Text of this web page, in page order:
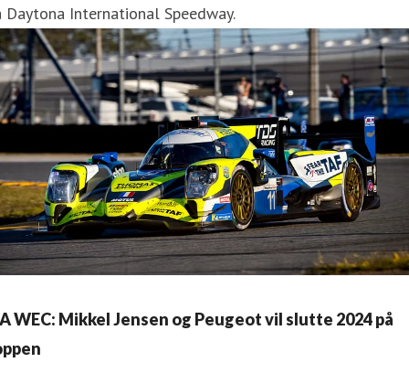
Daytona International Speedway.
WEC: Mikkel Jensen og Peugeot vil slutte 2024 på